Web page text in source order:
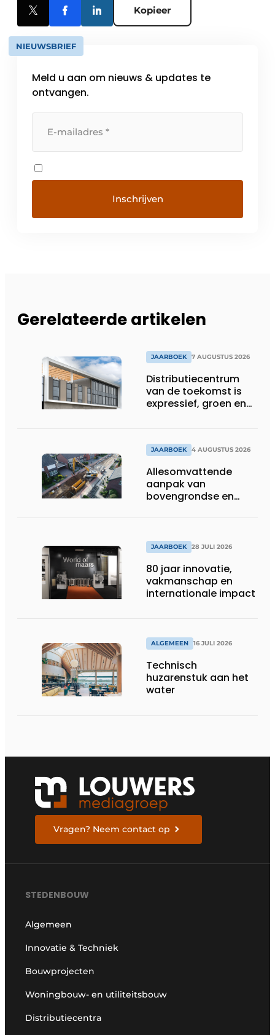
Kopieer
NIEUWSBRIEF
Meld u aan om nieuws & updates te
ontvangen.
Gerelateerde artikelen
JAARBOEK 7 AUGUSTUS 2026
Distributiecentrum
van de toekomst is
expressief, groen en
JAARBOEK 4 AUGUSTUS 2026
Allesomvattende
aanpak van
bovengrondse en
JAARBOEK 28 JULI 2026
80 jaar innovatie,
vakmanschap en
internationale impact
ALGEMEEN 16 JULI 2026
Technisch
huzarenstuk aan het
water
Vragen? Neem contact op
STEDENBOUW
Algemeen
Innovatie & Techniek
Bouwprojecten
Woningbouw- en utiliteitsbouw
Distributiecentra